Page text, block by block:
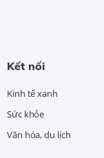
Kết nối
Kinh tế xanh
Sức khỏe
Văn hóa, du lịch